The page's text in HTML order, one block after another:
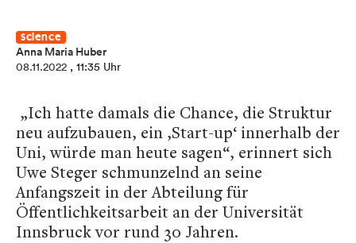
Science
Anna Maria Huber
08.11.2022 , 11:35 Uhr
„Ich hatte damals die Chance, die Struktur
neu aufzubauen, ein ‚Start-up‘ innerhalb der
Uni, würde man heute sagen“, erinnert sich
Uwe Steger schmunzelnd an seine
Anfangszeit in der Abteilung für
Öffentlichkeitsarbeit an der Universität
Innsbruck vor rund 30 Jahren.